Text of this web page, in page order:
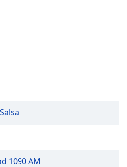
1090 AM